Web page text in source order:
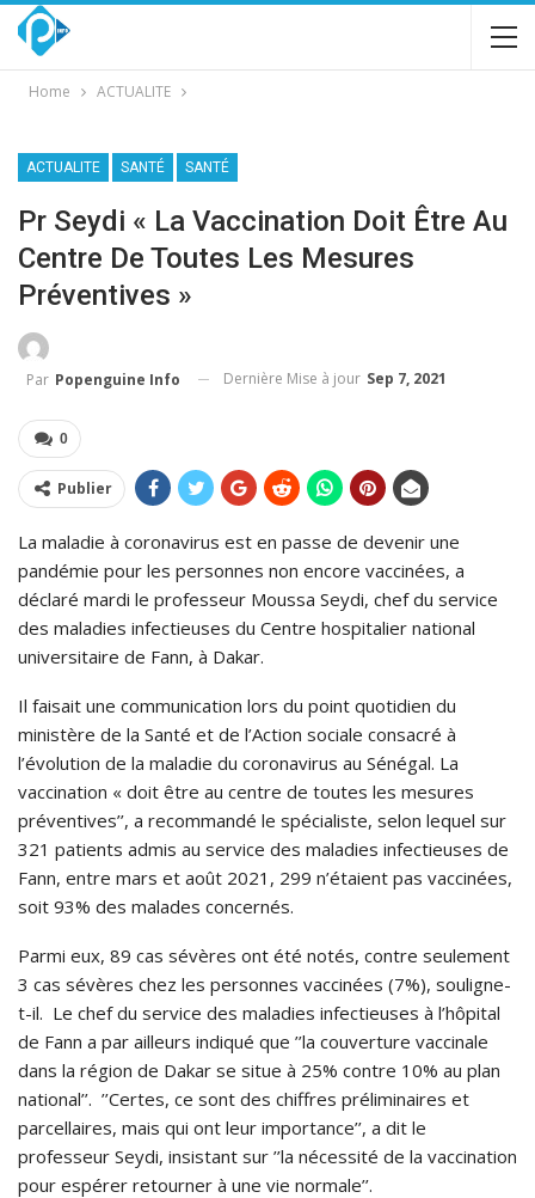
Home ACTUALITE
ACTUALITE SANTÉ SANTÉ
Pr Seydi « La Vaccination Doit Être Au
Centre De Toutes Les Mesures
Préventives »
Par Popenguine Info Dernière Mise à jour Sep 7, 2021
0
Publier
La maladie à coronavirus est en passe de devenir une
pandémie pour les personnes non encore vaccinées, a
déclaré mardi le professeur Moussa Seydi, chef du service
des maladies infectieuses du Centre hospitalier national
universitaire de Fann, à Dakar.
Il faisait une communication lors du point quotidien du
ministère de la Santé et de l’Action sociale consacré à
l’évolution de la maladie du coronavirus au Sénégal. La
vaccination « doit être au centre de toutes les mesures
préventives’’, a recommandé le spécialiste, selon lequel sur
321 patients admis au service des maladies infectieuses de
Fann, entre mars et août 2021, 299 n’étaient pas vaccinées,
soit 93% des malades concernés.
Parmi eux, 89 cas sévères ont été notés, contre seulement
3 cas sévères chez les personnes vaccinées (7%), souligne-
t-il. Le chef du service des maladies infectieuses à l’hôpital
de Fann a par ailleurs indiqué que ’’la couverture vaccinale
dans la région de Dakar se situe à 25% contre 10% au plan
national’’. ’’Certes, ce sont des chiffres préliminaires et
parcellaires, mais qui ont leur importance’’, a dit le
professeur Seydi, insistant sur ’’la nécessité de la vaccination
pour espérer retourner à une vie normale’’.